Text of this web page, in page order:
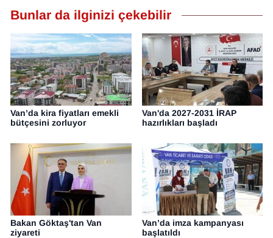
Bunlar da ilginizi çekebilir
Van’da kira fiyatları emekli
bütçesini zorluyor
Van'da 2027-2031 İRAP
hazırlıkları başladı
Bakan Göktaş'tan Van
ziyareti
Van’da imza kampanyası
başlatıldı